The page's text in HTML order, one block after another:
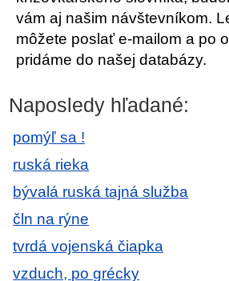
vám aj našim návštevníkom.
môžete poslať e-mailom a po
pridáme do našej databázy.
Naposledy hľadané:
pomýľ sa !
ruská rieka
bývalá ruská tajná služba
čln na rýne
tvrdá vojenská čiapka
vzduch, po grécky